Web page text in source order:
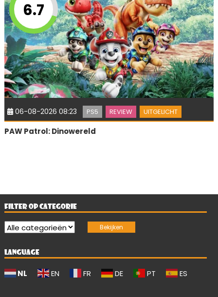
6.7
06-08-2026 08:23 PS5 REVIEW UITGELICHT
PAW Patrol: Dinowereld
FILTER OP CATEGORIE
LANGUAGE
NL EN FR DE PT ES